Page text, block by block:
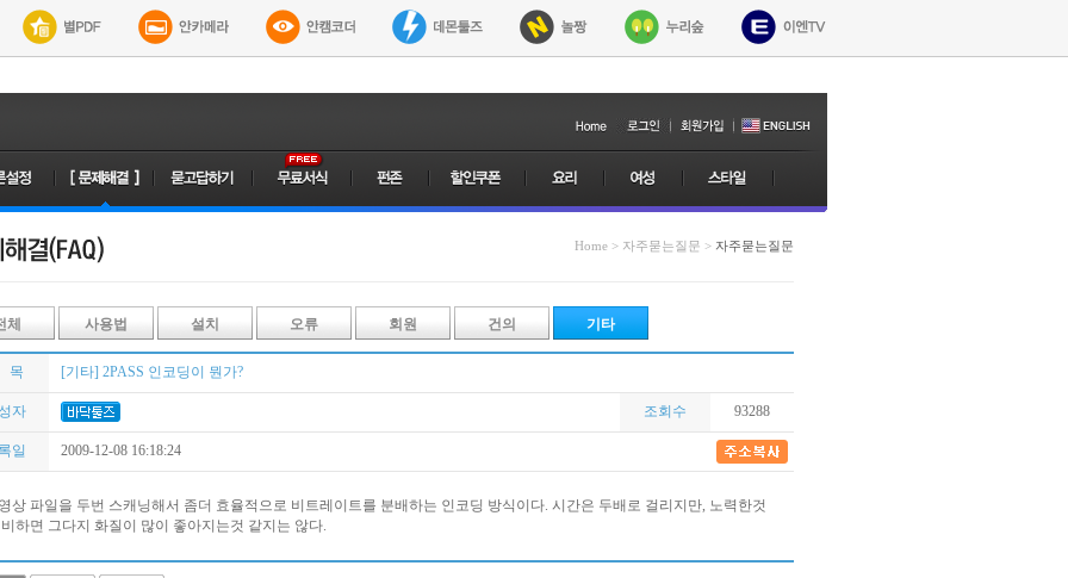
Home > 자주묻는질문 > 자주묻는질문
체 사용법 설치 오류 회원 건의 기타
목 [기타] 2PASS 인코딩이 뭔가?
자 조회수 93288
일 2009-12-08 16:18:24
상 파일을 두번 스캐닝해서 좀더 효율적으로 비트레이트를 분배하는 인코딩 방식이다. 시간은 두배로 걸리지만, 노력한것
하면 그다지 화질이 많이 좋아지는것 같지는 않다.